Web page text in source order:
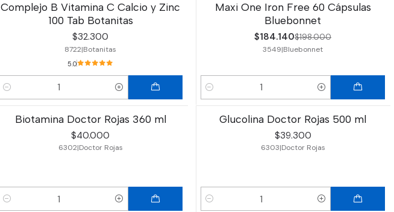
Complejo B Vitamina C Calcio y Zinc
100 Tab Botanitas
$32.300
8722|Botanitas
5.0
Cantidad
-7%OFF
Maxi One Iron Free 60 Cápsulas
Bluebonnet
$184.140$198.000
3549|Bluebonnet
Cantidad
Biotamina Doctor Rojas 360 ml
$40.000
6302|Doctor Rojas
Cantidad
Glucolina Doctor Rojas 500 ml
$39.300
6303|Doctor Rojas
Cantidad